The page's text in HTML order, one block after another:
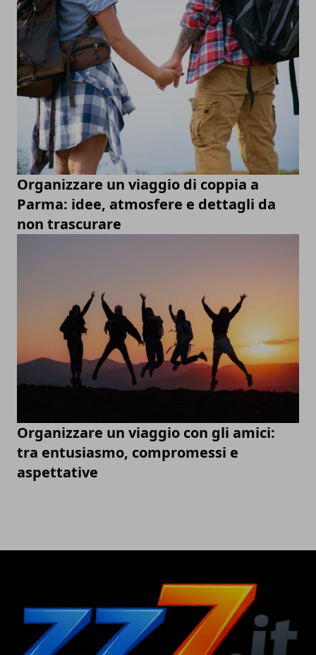
Organizzare un viaggio di coppia a
Parma: idee, atmosfere e dettagli da
non trascurare
Organizzare un viaggio con gli amici:
tra entusiasmo, compromessi e
aspettative